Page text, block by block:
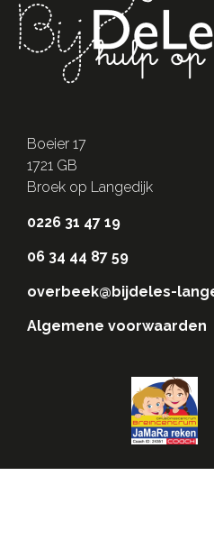
Boeier 17
1721 GB
Broek op Langedijk
0226 31 47 19
06 34 44 87 59
overbeek@bijdeles-
Algemene voorwaarden